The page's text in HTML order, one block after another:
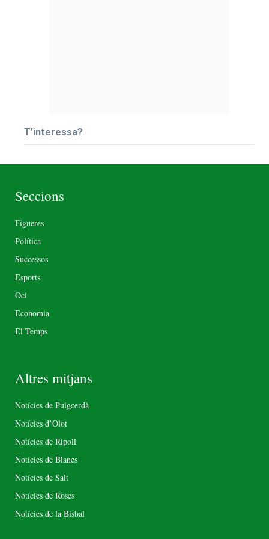
T’interessa?
Seccions
Figueres
Política
Successos
Esports
Oci
Economia
El Temps
Altres mitjans
Notícies de Puigcerdà
Notícies d’Olot
Notícies de Ripoll
Notícies de Blanes
Notícies de Salt
Notícies de Roses
Notícies de la Bisbal